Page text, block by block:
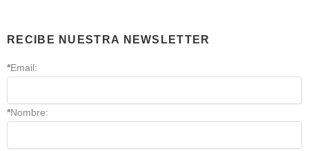
RECIBE NUESTRA NEWSLETTER
*Email:
*Nombre: